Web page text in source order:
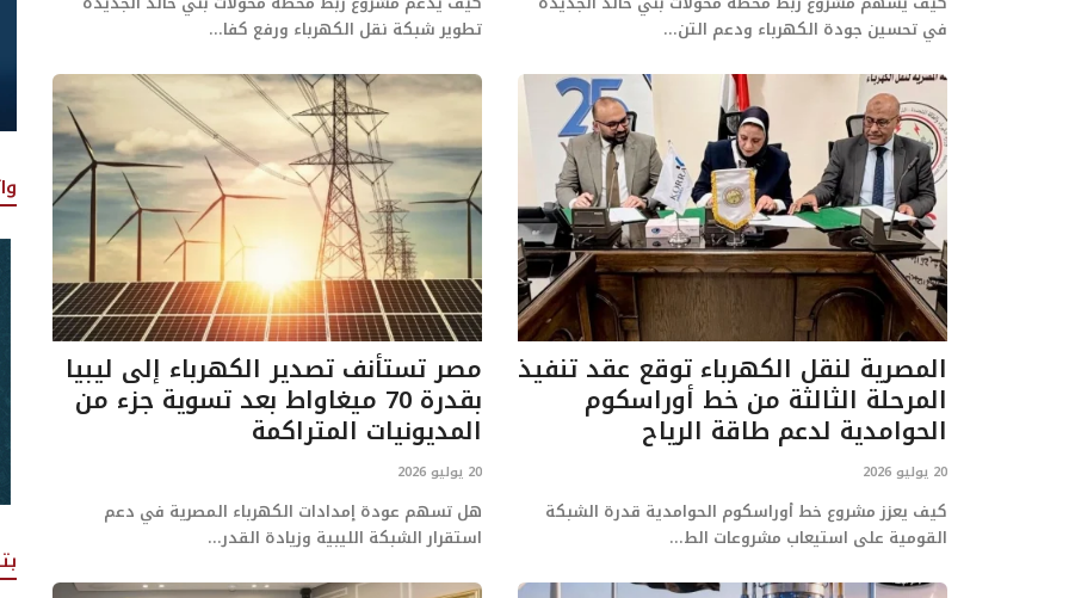
في تحسين جودة الكهرباء ودعم التن...
تطوير شبكة نقل الكهرباء ورفع كفا...
المصرية لنقل الكهرباء توقع عقد تنفيذ
المرحلة الثالثة من خط أوراسكوم
الحوامدية لدعم طاقة الرياح
20 يوليو 2026
كيف يعزز مشروع خط أوراسكوم الحوامدية قدرة الشبكة
القومية على استيعاب مشروعات الط...
مصر تستأنف تصدير الكهرباء إلى ليبيا
بقدرة 70 ميغاواط بعد تسوية جزء من
المديونيات المتراكمة
20 يوليو 2026
هل تسهم عودة إمدادات الكهرباء المصرية في دعم
استقرار الشبكة الليبية وزيادة القدر...